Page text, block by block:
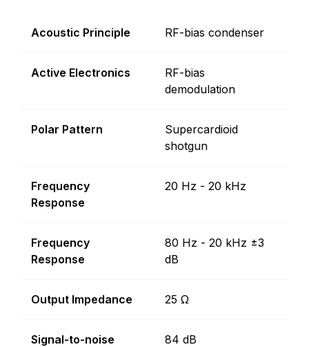
Acoustic Principle RF-bias condenser
Active Electronics
RF-bias
demodulation
Polar Pattern
Supercardioid
shotgun
Frequency
Response
20 Hz - 20 kHz
Frequency
Response
80 Hz - 20 kHz ±3
dB
Output Impedance 25 Ω
Signal-to-noise
84 dB